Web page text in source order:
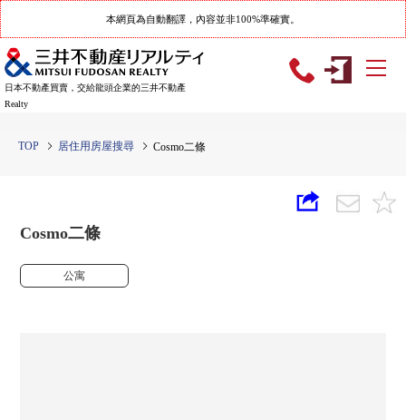
本網頁為自動翻譯，內容並非100%準確實。
日本不動產買賣，交給龍頭企業的三井不動產
Realty
TOP 居住用房屋搜尋 Cosmo二條
Cosmo二條
公寓